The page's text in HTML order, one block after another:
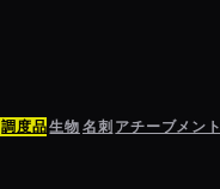
調度品生物名刺 アチーブメント